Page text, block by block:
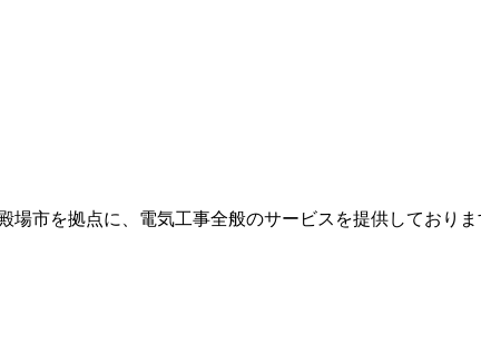
場市を拠点に、電気工事全般のサービスを提供しており